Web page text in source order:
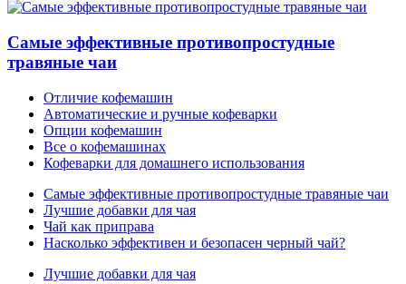
Самые эффективные противопростудные
травяные чаи
Отличие кофемашин
Автоматические и ручные кофеварки
Опции кофемашин
Все о кофемашинах
Кофеварки для домашнего использования
Самые эффективные противопростудные травяные чаи
Лучшие добавки для чая
Чай как приправа
Насколько эффективен и безопасен черный чай?
Лучшие добавки для чая